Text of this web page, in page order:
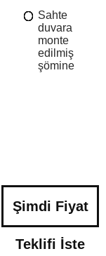
Sahte
duvara
monte
edilmiş
şömine
Şimdi Fiyat
Teklifi İste